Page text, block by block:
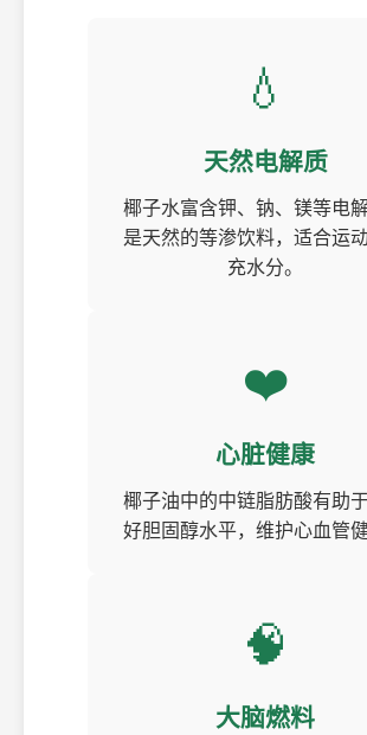
💧
天然电解质
椰子水富含钾、钠、镁等电解
是天然的等渗饮料，适合运
充水分。
❤️
心脏健康
椰子油中的中链脂肪酸有助
好胆固醇水平，维护心血管健
🧠
大脑燃料